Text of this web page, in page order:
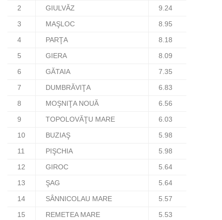
2 GIULVĂZ 9.24
3 MAŞLOC 8.95
4 PARŢA 8.18
5 GIERA 8.09
6 GĂTAIA 7.35
7 DUMBRĂVIŢA 6.83
8 MOŞNIŢA NOUĂ 6.56
9 TOPOLOVĂŢU MARE 6.03
10 BUZIAŞ 5.98
11 PIŞCHIA 5.98
12 GIROC 5.64
13 ŞAG 5.64
14 SÂNNICOLAU MARE 5.57
15 REMETEA MARE 5.53